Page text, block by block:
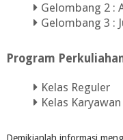
Gelombang 2 :
Gelombang 3 :
Program
Kelas Reguler
Kelas Karyawan